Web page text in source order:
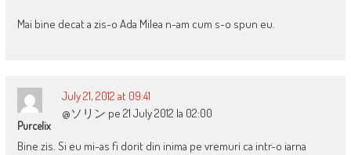
Mai bine decat a zis-o Ada Milea n-am cum s-o spun eu.
Purcelix
July 21, 2012 at 09:41
@ソリン pe 21 July 2012 la 02:00
Bine zis. Si eu mi-as fi dorit din inima pe vremuri ca intr-o iarna